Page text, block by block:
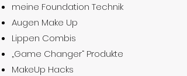
meine Foundation Technik
Augen Make Up
Lippen Combis
„Game Changer“ Produkte
MakeUp Hacks